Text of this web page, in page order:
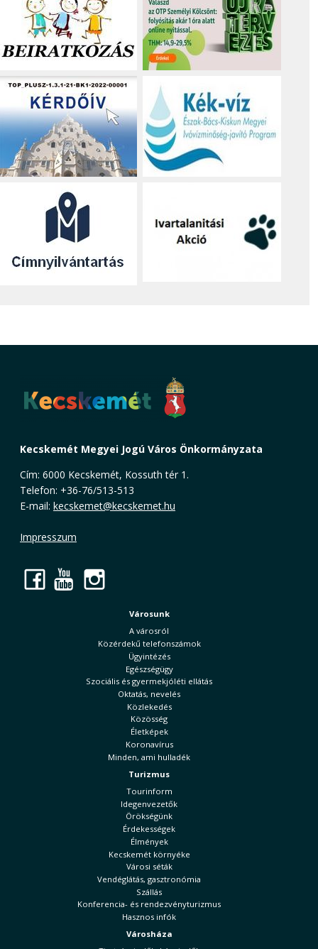
Kecskemét Megyei Jogú Város Önkormányzata
Cím: 6000 Kecskemét, Kossuth tér 1.
Telefon: +36-76/513-513
E-mail: kecskemet@kecskemet.hu
Impresszum
Facebook
YouTube
Városunk
A városról
Közérdekű telefonszámok
Ügyintézés
Egészségügy
Szociális és gyermekjóléti ellátás
Oktatás, nevelés
Közlekedés
Közösség
Életképek
Koronavírus
Minden, ami hulladék
Turizmus
Tourinform
Idegenvezetők
Örökségünk
Érdekességek
Élmények
Kecskemét környéke
Városi séták
Vendéglátás, gasztronómia
Szállás
Konferencia- és rendezvényturizmus
Hasznos infók
Városháza